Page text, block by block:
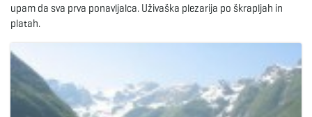
upam da sva prva ponavljalca. Uživaška plezarija po škrapljah in
platah.